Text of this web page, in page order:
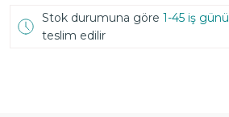
Stok durumuna göre 1-45 iş günü
teslim edilir